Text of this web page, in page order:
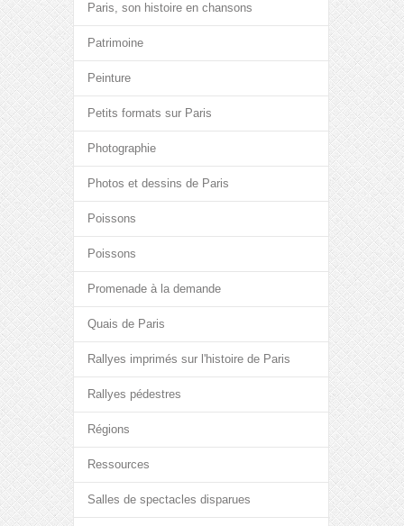
Paris, son histoire en chansons
Patrimoine
Peinture
Petits formats sur Paris
Photographie
Photos et dessins de Paris
Poissons
Poissons
Promenade à la demande
Quais de Paris
Rallyes imprimés sur l'histoire de Paris
Rallyes pédestres
Régions
Ressources
Salles de spectacles disparues